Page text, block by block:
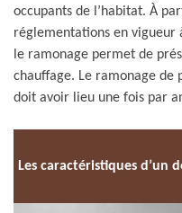
occupants de l’habitat. À
réglementations en vigueur
le ramonage permet de
chauffage. Le ramonage de
doit avoir lieu une fois par
Les caractéristiques d’un